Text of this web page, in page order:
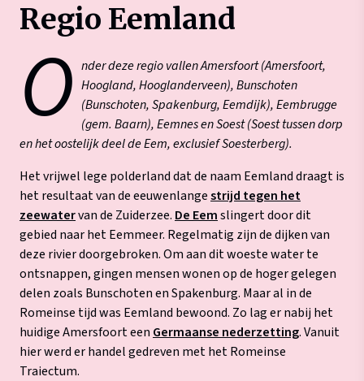
Regio Eemland
O nder deze regio vallen Amersfoort (Amersfoort,
Hoogland, Hooglanderveen), Bunschoten
(Bunschoten, Spakenburg, Eemdijk), Eembrugge
(gem. Baarn), Eemnes en Soest (Soest tussen dorp
en het oostelijk deel de Eem, exclusief Soesterberg).
Het vrijwel lege polderland dat de naam Eemland draagt is
het resultaat van de eeuwenlangestrijd tegen het
zeewatervan de Zuiderzee. De Eemslingert door dit
gebied naar het Eemmeer. Regelmatig zijn de dijken van
deze rivier doorgebroken. Om aan dit woeste water te
ontsnappen, gingen mensen wonen op de hoger gelegen
delen zoals Bunschoten en Spakenburg. Maar al in de
Romeinse tijd was Eemland bewoond. Zo lag er nabij het
huidige Amersfoort een Germaanse nederzetting. Vanuit
hier werd er handel gedreven met het Romeinse
Traiectum.